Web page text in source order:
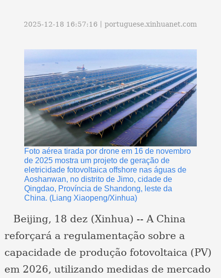
2025-12-18 16:57:16丨portuguese.xinhuanet.com
Foto aérea tirada por drone em 16 de novembro
de 2025 mostra um projeto de geração de
eletricidade fotovoltaica offshore nas águas de
Aoshanwan, no distrito de Jimo, cidade de
Qingdao, Província de Shandong, leste da
China. (Liang Xiaopeng/Xinhua)
Beijing, 18 dez (Xinhua) -- A China
reforçará a regulamentação sobre a
capacidade de produção fotovoltaica (PV)
em 2026, utilizando medidas de mercado